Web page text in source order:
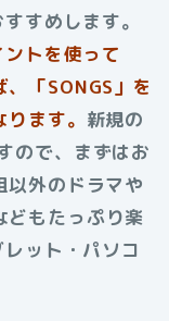
すめします。
トを使って
「SONGS」を
ます。 新規の
ので、まずはお
以外のドラマや
どもたっぷり楽
ット・パソコ